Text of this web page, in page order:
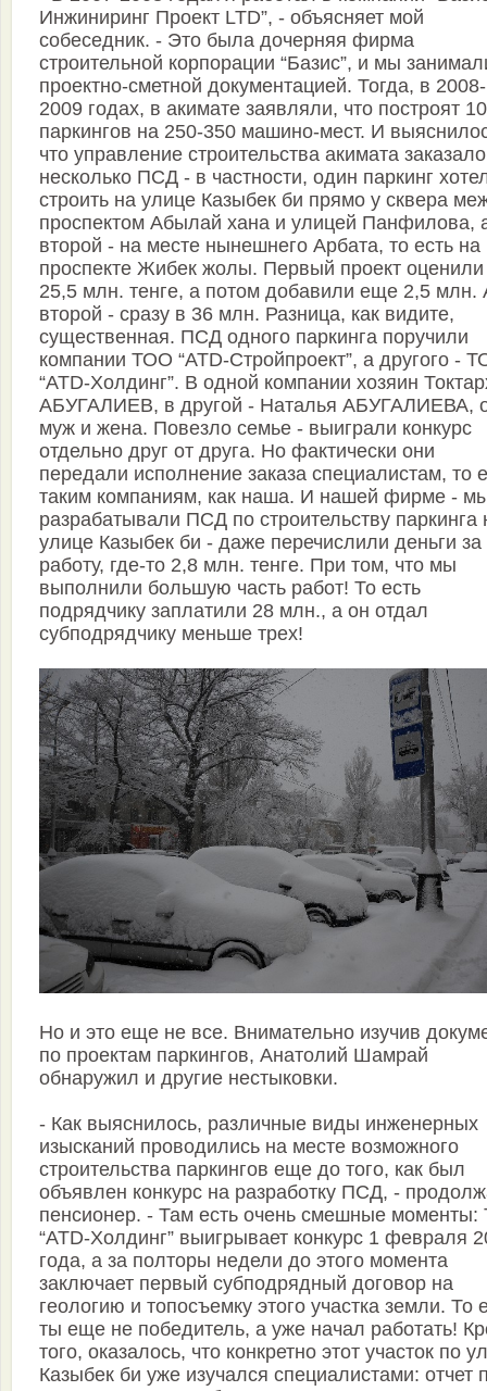
Инжиниринг Проект LTD”, - объясняет мой
собеседник. - Это была дочерняя фирма
строительной корпорации “Базис”, и мы
проект­но-сметной документацией. Тогда, в 2008-
2009 годах, в акимате заявляли, что построят
паркингов на 250-350 машино-мест. И
что управление строительства акимата заказало
несколько ПСД - в частности, один паркинг
строить на улице Казыбек би прямо у сквера
проспектом Абылай хана и улицей Панфилова,
второй - на месте нынешнего Арбата, то есть на
проспекте Жибек жолы. Первый проект
25,5 млн. тенге, а потом добавили еще 2,5 млн.
второй - сразу в 36 млн. Разница, как видите,
существенная. ПСД одного паркинга поручили
компании ТОО “ATD-Стройпроект”, а другого -
“ATD-Холдинг”. В одной компании хозяин
АБУГАЛИЕВ, в другой - Наталья АБУГАЛИЕВА,
муж и жена. Повезло семье - выиграли конкурс
отдельно друг от друга. Но фактически они
передали исполнение заказа специалистам, то
таким компаниям, как наша. И нашей фирме -
разрабатывали ПСД по строительству паркинга
улице Казыбек би - даже перечислили деньги за
работу, где-то 2,8 млн. тенге. При том, что мы
выполнили большую часть работ! То есть
подрядчику заплатили 28 млн., а он отдал
субподрядчику меньше трех!
Но и это еще не все. Внимательно изучив
по проектам паркингов, Анатолий Шамрай
обнаружил и другие нестыковки.
- Как выяснилось, различные виды инженерных
изысканий проводились на месте возможного
строительства паркингов еще до того, как был
объявлен конкурс на разработку ПСД, -
пенсионер. - Там есть очень смешные
“ATD-Холдинг” выигрывает конкурс 1 февраля
года, а за полторы недели до этого момента
заключает первый субподрядный договор на
геологию и топосъемку этого участка земли. То
ты еще не победитель, а уже начал работать!
того, оказалось, что конкретно этот участок по
Казыбек би уже изучался специалистами: отчет